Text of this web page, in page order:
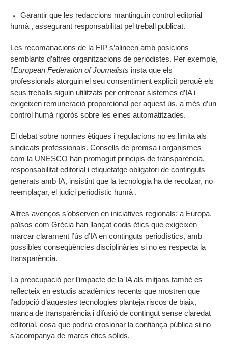
Garantir que les redaccions mantinguin control editorial
humà , assegurant responsabilitat pel treball publicat.
Les recomanacions de la FIP s’alineen amb posicions
semblants d’altres organitzacions de periodistes. Per exemple,
l’European Federation of Journalists insta que els
professionals atorguin el seu consentiment explícit perquè els
seus treballs siguin utilitzats per entrenar sistemes d’IA i
exigeixen remuneració proporcional per aquest ús, a més d’un
control humà rigorós sobre les eines automatitzades.
El debat sobre normes ètiques i regulacions no es limita als
sindicats professionals. Consells de premsa i organismes
com la UNESCO han promogut principis de transparència,
responsabilitat editorial i etiquetatge obligatori de continguts
generats amb IA, insistint que la tecnologia ha de recolzar, no
reemplaçar, el judici periodístic humà .
Altres avenços s’observen en iniciatives regionals: a Europa,
països com Grècia han llançat codis ètics que exigeixen
marcar clarament l’ús d’IA en continguts periodístics, amb
possibles conseqüències disciplinàries si no es respecta la
transparència.
La preocupació per l’impacte de la IA als mitjans també es
reflecteix en estudis acadèmics recents que mostren que
l’adopció d’aquestes tecnologies planteja riscos de biaix,
manca de transparència i difusió de contingut sense claredat
editorial, cosa que podria erosionar la confiança pública si no
s’acompanya de marcs ètics sòlids.